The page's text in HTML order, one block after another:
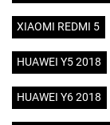
XIAOMI REDMI 5
HUAWEI Y5 2018
HUAWEI Y6 2018